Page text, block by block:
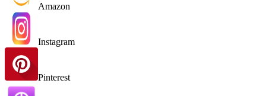
Amazon
Instagram
Pinterest